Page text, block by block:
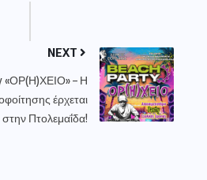
NEXT
«ΟΡ(Η)ΧΕΙΟ» – Η
έρχεται
στην Πτολεμαΐδα!